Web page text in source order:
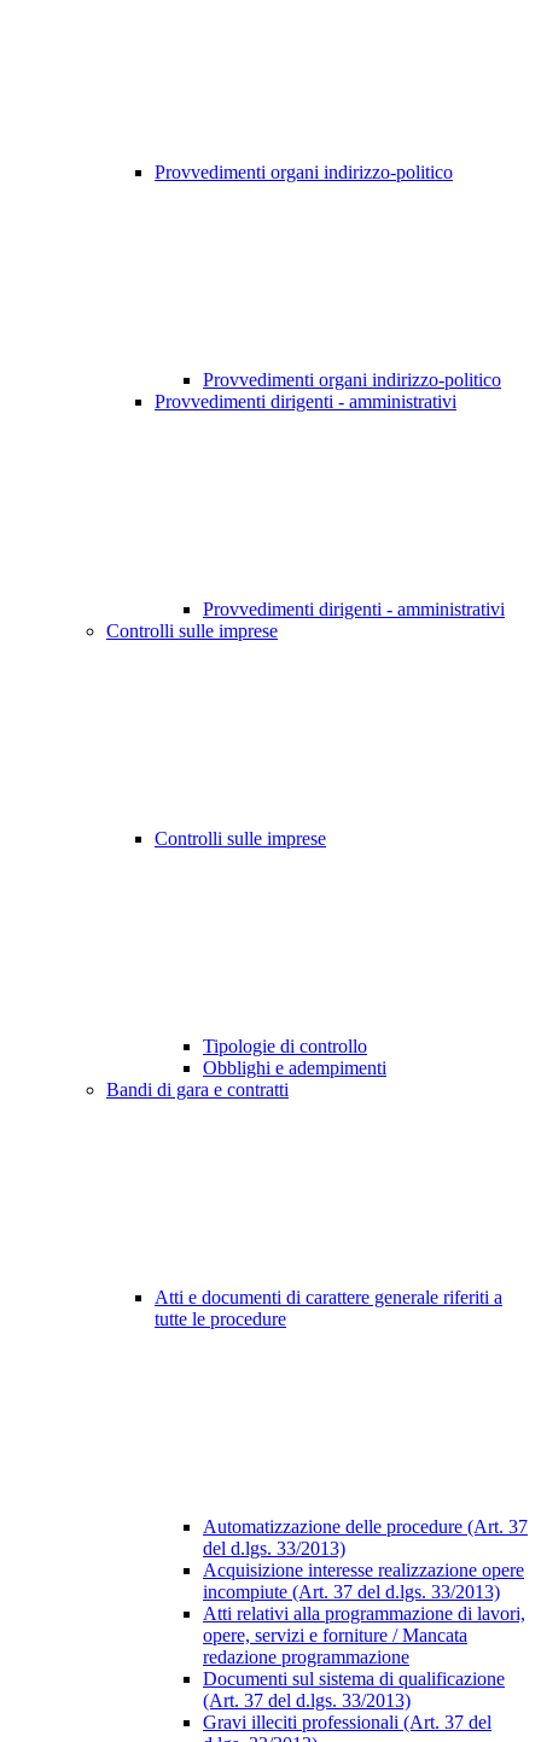
Provvedimenti organi indirizzo-politico
Provvedimenti organi indirizzo-politico
Provvedimenti dirigenti - amministrativi
Provvedimenti dirigenti - amministrativi
Controlli sulle imprese
Controlli sulle imprese
Tipologie di controllo
Obblighi e adempimenti
Bandi di gara e contratti
Atti e documenti di carattere generale riferiti a
tutte le procedure
Automatizzazione delle procedure (Art. 37
del d.lgs. 33/2013)
Acquisizione interesse realizzazione opere
incompiute (Art. 37 del d.lgs. 33/2013)
Atti relativi alla programmazione di lavori,
opere, servizi e forniture / Mancata
redazione programmazione
Documenti sul sistema di qualificazione
(Art. 37 del d.lgs. 33/2013)
Gravi illeciti professionali (Art. 37 del